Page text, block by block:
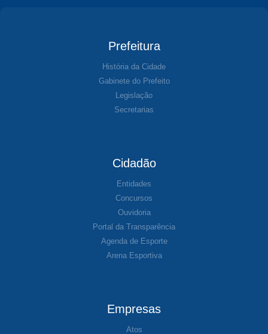
Prefeitura
História da Cidade
Gabinete do Prefeito
Legislação
Secretarias
Cidadão
Entidades
Concursos
Ouvidoria
Portal da Transparência
Agenda de Esporte
Arena Esportiva
Empresas
Atos